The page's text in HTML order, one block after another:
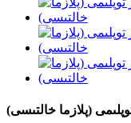
توپلىمى (پلازما خالتىسى)